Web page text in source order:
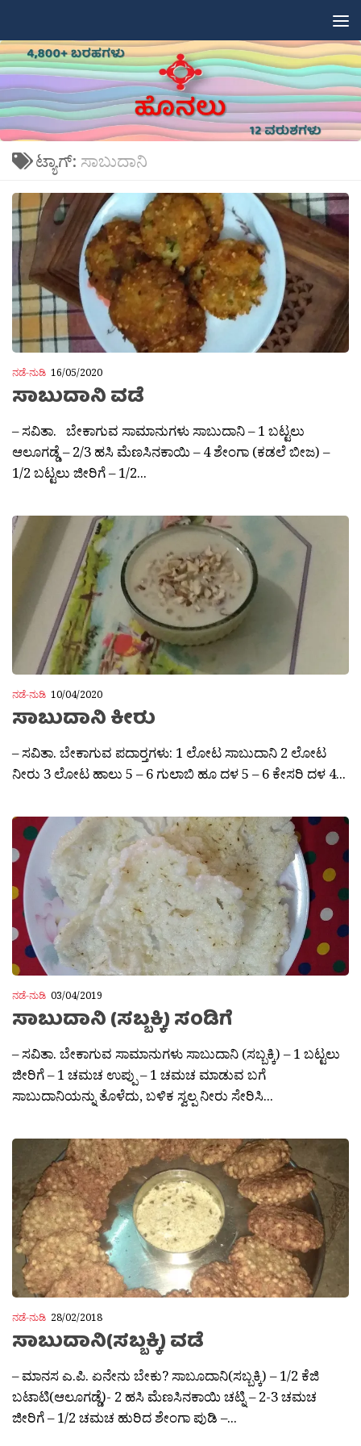
ಟ್ಯಾಗ್: ಸಾಬುದಾನಿ
ನಡೆ-ನುಡಿ 16/05/2020
ಸಾಬುದಾನಿ ವಡೆ
– ಸವಿತಾ. ಬೇಕಾಗುವ ಸಾಮಾನುಗಳು ಸಾಬುದಾನಿ – 1 ಬಟ್ಟಲು
ಆಲೂಗಡ್ಡೆ – 2/3 ಹಸಿ ಮೆಣಸಿನಕಾಯಿ – 4 ಶೇಂಗಾ (ಕಡಲೆ ಬೀಜ) –
1/2 ಬಟ್ಟಲು ಜೀರಿಗೆ – 1/2...
ನಡೆ-ನುಡಿ 10/04/2020
ಸಾಬುದಾನಿ ಕೀರು
– ಸವಿತಾ. ಬೇಕಾಗುವ ಪದಾರ‍್ತಗಳು: 1 ಲೋಟ ಸಾಬುದಾನಿ 2 ಲೋಟ
ನೀರು 3 ಲೋಟ ಹಾಲು 5 – 6 ಗುಲಾಬಿ ಹೂ ದಳ 5 – 6 ಕೇಸರಿ ದಳ 4...
ನಡೆ-ನುಡಿ 03/04/2019
ಸಾಬುದಾನಿ (ಸಬ್ಬಕ್ಕಿ) ಸಂಡಿಗೆ
– ಸವಿತಾ. ಬೇಕಾಗುವ ಸಾಮಾನುಗಳು ಸಾಬುದಾನಿ (ಸಬ್ಬಕ್ಕಿ) – 1 ಬಟ್ಟಲು
ಜೀರಿಗೆ – 1 ಚಮಚ ಉಪ್ಪು – 1 ಚಮಚ ಮಾಡುವ ಬಗೆ
ಸಾಬುದಾನಿಯನ್ನು ತೊಳೆದು, ಬಳಿಕ ಸ್ವಲ್ಪ ನೀರು ಸೇರಿಸಿ...
ನಡೆ-ನುಡಿ 28/02/2018
ಸಾಬುದಾನಿ(ಸಬ್ಬಕ್ಕಿ) ವಡೆ
– ಮಾನಸ ಎ.ಪಿ. ಏನೇನು ಬೇಕು? ಸಾಬೂದಾನಿ(ಸಬ್ಬಕ್ಕಿ) – 1/2 ಕೆಜಿ
ಬಟಾಟಿ(ಆಲೂಗಡ್ಡೆ)- 2 ಹಸಿ ಮೆಣಸಿನಕಾಯಿ ಚಟ್ನಿ – 2-3 ಚಮಚ
ಜೀರಿಗೆ – 1/2 ಚಮಚ ಹುರಿದ ಶೇಂಗಾ ಪುಡಿ –...